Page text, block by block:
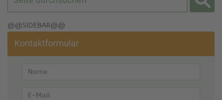
@@SIDEBAR@@
Kontaktformular